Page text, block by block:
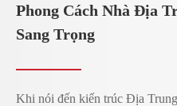
Phong Cách Nhà Địa
Sang Trọng
Khi nói đến kiến trúc Địa